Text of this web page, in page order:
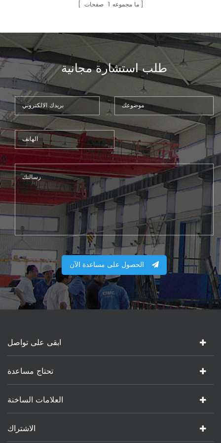
الحاسب الآلي برج اللكم. هذهآلة
ما مجموعه 1 صفحات
طلب استشارة مجانية
الحصول على مساعدة الآن
ابقى على تواصل
تحتاج مساعدة
العلامات الساخنة
الاشتراك